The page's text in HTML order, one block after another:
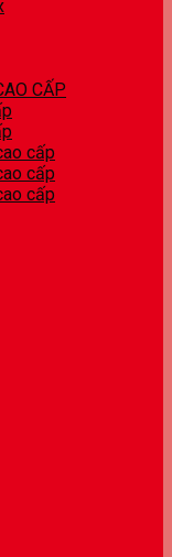
CẤP
cấp
cấp
cấp